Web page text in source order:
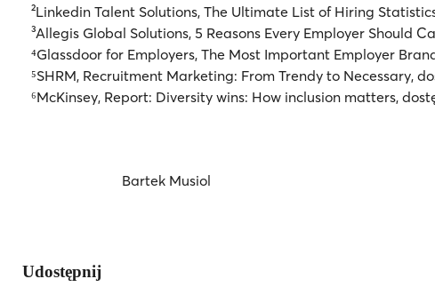
²Linkedin Talent Solutions, The Ultimate List of Hiring
³Allegis Global Solutions, 5 Reasons Every Employer Should
⁴Glassdoor for Employers, The Most Important Employer
⁵SHRM, Recruitment Marketing: From Trendy to Necessary,
⁶McKinsey, Report: Diversity wins: How inclusion matters,
Bartek Musiol
Udostępnij